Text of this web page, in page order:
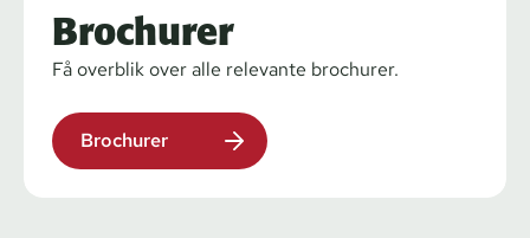
Brochurer
Få overblik over alle relevante brochurer.
Brochurer